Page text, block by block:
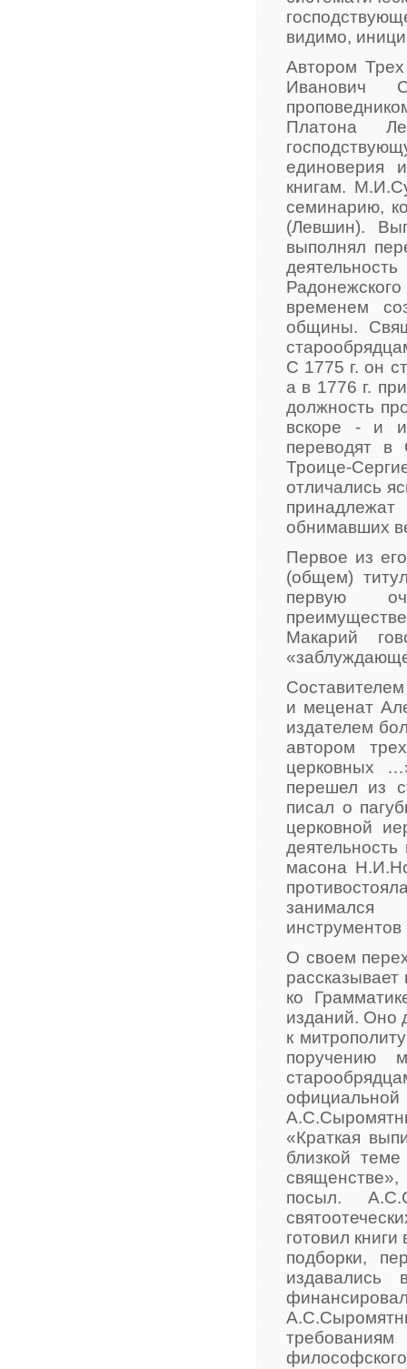
видимо,
Автором
Иванович
Платона
единоверия
книгам.
семинарию,
(Левшин).
выполнял
временем
общины.
С 1775 г. он
а в 1776 г.
должность
вскоре - и
переводят в
Троице-
отличались
обнимавших
Первое из
(общем)
первую
Макарий
и меценат
издателем
автором
церковных
перешел из
писал о
церковной
масона
занимался
О своем
ко
изданий. Оно
к
поручению
«Краткая
близкой
посыл.
готовил
подборки,